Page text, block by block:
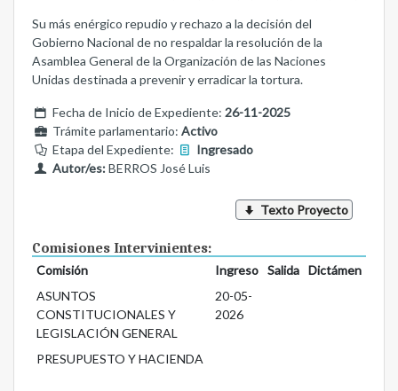
Su más enérgico repudio y rechazo a la decisión del
Gobierno Nacional de no respaldar la resolución de la
Asamblea General de la Organización de las Naciones
Unidas destinada a prevenir y erradicar la tortura.
Fecha de Inicio de Expediente: 26-11-2025
Trámite parlamentario: Activo
Etapa del Expediente:
Ingresado
Autor/es:BERROS José Luis
Texto Proyecto
Comisiones Intervinientes:
Comisión Ingreso Salida
Dictámen
ASUNTOS
CONSTITUCIONALES Y
LEGISLACIÓN GENERAL
20-05-
2026
PRESUPUESTO Y HACIENDA